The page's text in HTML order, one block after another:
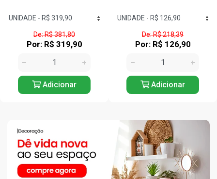
De: R$ 381,80
Por: R$ 319,90
Adicionar
De: R$ 218,39
Por: R$ 126,90
Adicionar